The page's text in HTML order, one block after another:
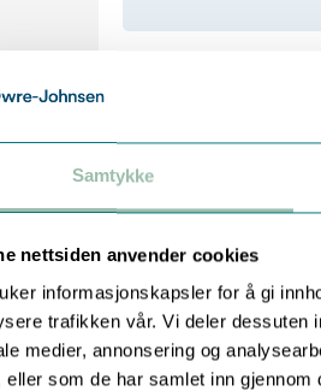
Samtykke
nettsiden anvender cookies
informasjonskapsler for å gi
trafikken vår. Vi deler dessuten
medier, annonsering og
eller som de har samlet inn gjennom